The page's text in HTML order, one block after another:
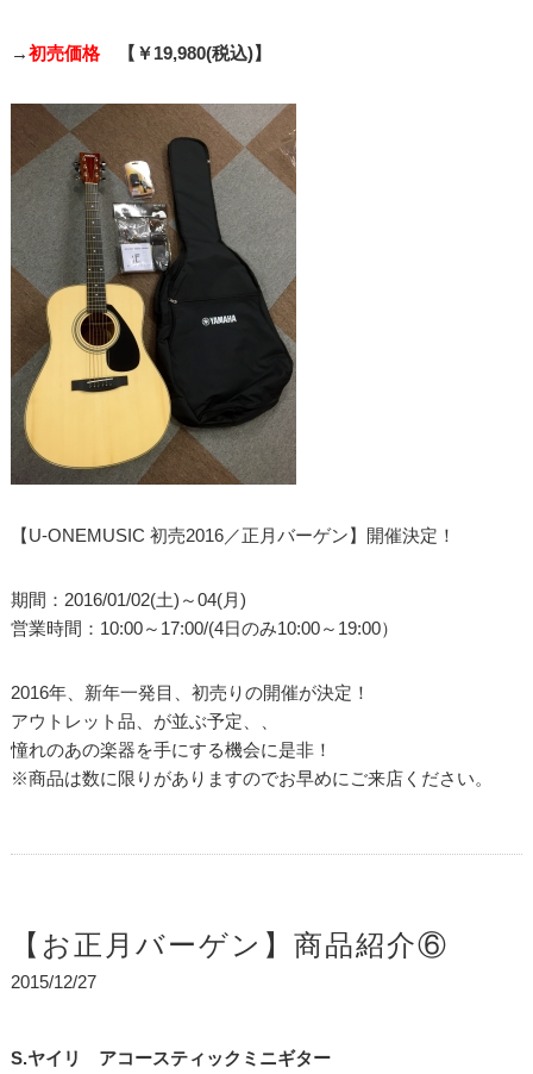
→初売価格 【￥19,980(税込)】
【U-ONEMUSIC 初売2016／正月バーゲン】開催決定！
期間：2016/01/02(土)～04(月)
営業時間：10:00～17:00/(4日のみ10:00～19:00）
2016年、新年一発目、初売りの開催が決定！
アウトレット品、が並ぶ予定、、
憧れのあの楽器を手にする機会に是非！
※商品は数に限りがありますのでお早めにご来店ください。
【お正月バーゲン】商品紹介⑥
2015/12/27
S.ヤイリ アコースティックミニギター